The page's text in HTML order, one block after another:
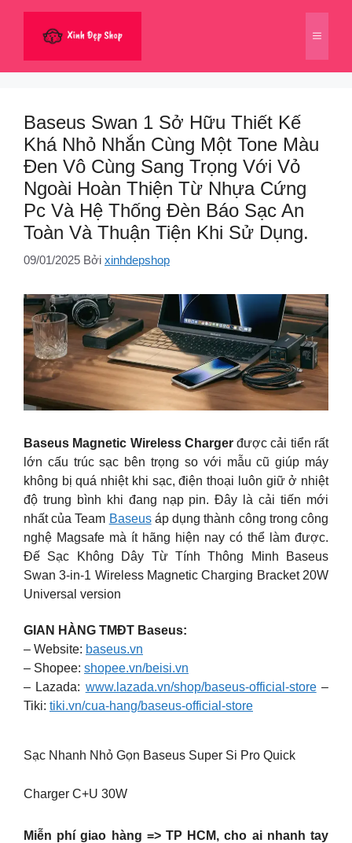
dung
Menu
Baseus Swan 1 Sở Hữu Thiết Kế
Khá Nhỏ Nhắn Cùng Một Tone Màu
Đen Vô Cùng Sang Trọng Với Vỏ
Ngoài Hoàn Thiện Từ Nhựa Cứng
Pc Và Hệ Thống Đèn Báo Sạc An
Toàn Và Thuận Tiện Khi Sử Dụng.
09/01/2025 Bởi xinhdepshop
Baseus Magnetic Wireless Chargerđược cải tiển rất
lớn cấu trúc sạc bên trọng so với mẫu cũ giúp máy
không bị quá nhiệt khi sạc, điện thoại luôn giữ ở nhiệt
độ trung bình khi đang nạp pin. Đây là cải tiến mới
nhất của Team Baseusáp dụng thành công trong công
nghệ Magsafe mà ít hãng hiện nay có thể làm được.
Đế Sạc Không Dây Từ Tính Thông Minh Baseus
Swan 3-in-1 Wireless Magnetic Charging Bracket 20W
Universal version
GIAN HÀNG TMĐT Baseus:
– Website: baseus.vn
– Shopee: shopee.vn/beisi.vn
– Lazada: www.lazada.vn/shop/baseus-official-store–
Tiki: tiki.vn/cua-hang/baseus-official-store
Sạc Nhanh Nhỏ Gọn Baseus Super Si Pro Quick
Charger C+U 30W
Miễn phí giao hàng => TP HCM, cho ai nhanh tay